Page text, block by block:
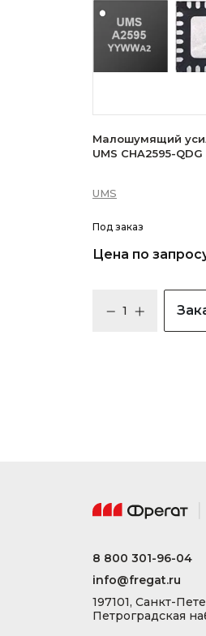
Малошумящий
UMS CHA2595-QDG
UMS
Под заказ
Цена по
8 800 301-96-04
info@fregat.ru
197101, Санкт-
Петроградская